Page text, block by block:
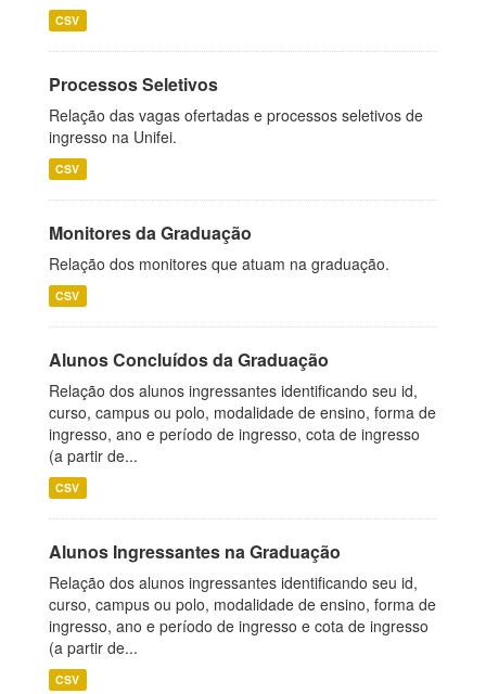
CSV
Processos Seletivos
Relação das vagas ofertadas e processos seletivos de
ingresso na Unifei.
CSV
Monitores da Graduação
Relação dos monitores que atuam na graduação.
CSV
Alunos Concluídos da Graduação
Relação dos alunos ingressantes identificando seu id,
curso, campus ou polo, modalidade de ensino, forma de
ingresso, ano e período de ingresso, cota de ingresso
(a partir de...
CSV
Alunos Ingressantes na Graduação
Relação dos alunos ingressantes identificando seu id,
curso, campus ou polo, modalidade de ensino, forma de
ingresso, ano e período de ingresso e cota de ingresso
(a partir de...
CSV